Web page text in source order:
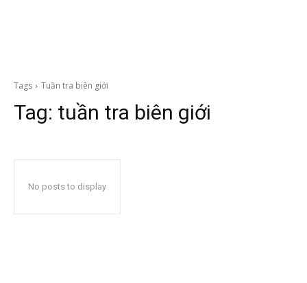
Tags Tuần tra biên giới
Tag: tuần tra biên giới
No posts to display